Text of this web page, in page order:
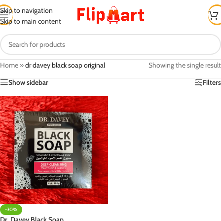
Skip to navigation
Skip to main content
Home »dr davey black soap original
Showing the single result
Show sidebar
Filters
-30%